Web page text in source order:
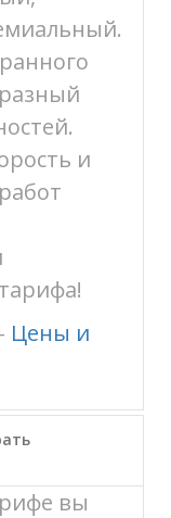
и
Цены и
вы